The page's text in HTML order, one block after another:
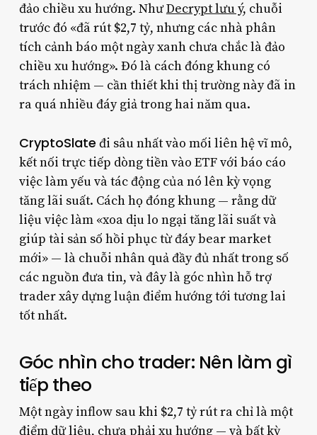
đảo chiều xu hướng. NhưDecrypt lưu ý, chuỗi
trước đó «đã rút $2,7 tỷ, nhưng các nhà phân
tích cảnh báo một ngày xanh chưa chắc là đảo
chiều xu hướng». Đó là cách đóng khung có
trách nhiệm — cần thiết khi thị trường này đã in
ra quá nhiều đáy giả trong hai năm qua.
CryptoSlate đi sâu nhất vào mối liên hệ vĩ mô,
kết nối trực tiếp dòng tiền vào ETF với báo cáo
việc làm yếu và tác động của nó lên kỳ vọng
tăng lãi suất. Cách họ đóng khung — rằng dữ
liệu việc làm «xoa dịu lo ngại tăng lãi suất và
giúp tài sản số hồi phục từ đáy bear market
mới» — là chuỗi nhân quả đầy đủ nhất trong số
các nguồn đưa tin, và đây là góc nhìn hỗ trợ
trader xây dựng luận điểm hướng tới tương lai
tốt nhất.
Góc nhìn cho trader: Nên làm gì
tiếp theo
Một ngày inflow sau khi $2,7 tỷ rút ra chỉ là một
điểm dữ liệu, chưa phải xu hướng — và bất kỳ